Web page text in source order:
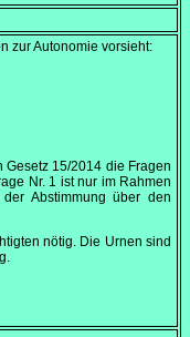
zur Autonomie vorsieht:
Gesetz 15/2014 die Fragen
Nr. 1 ist nur im Rahmen
Abstimmung über den
nötig. Die Urnen sind